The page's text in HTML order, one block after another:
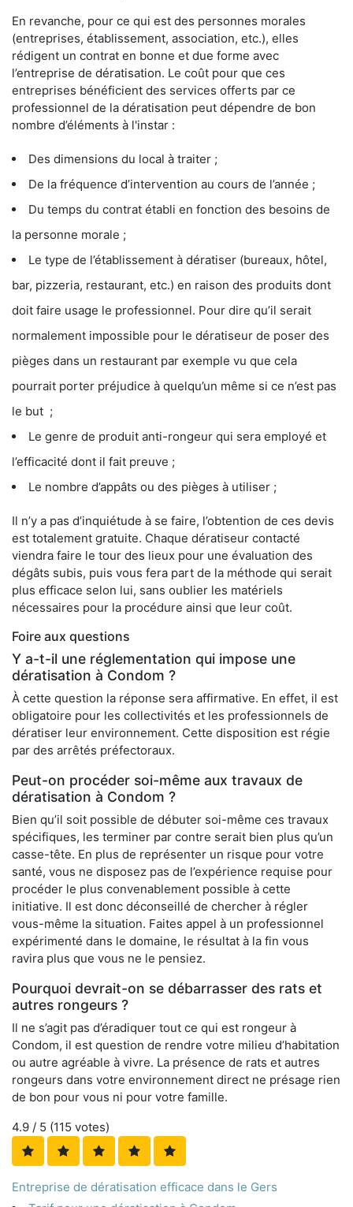
En revanche, pour ce qui est des personnes morales
(entreprises, établissement, association, etc.), elles
rédigent un contrat en bonne et due forme avec
l’entreprise de dératisation. Le coût pour que ces
entreprises bénéficient des services offerts par ce
professionnel de la dératisation peut dépendre de bon
nombre d’éléments à l'instar :
Des dimensions du local à traiter ;
De la fréquence d’intervention au cours de l’année ;
Du temps du contrat établi en fonction des besoins de
la personne morale ;
Le type de l’établissement à dératiser (bureaux, hôtel,
bar, pizzeria, restaurant, etc.) en raison des produits dont
doit faire usage le professionnel. Pour dire qu’il serait
normalement impossible pour le dératiseur de poser des
pièges dans un restaurant par exemple vu que cela
pourrait porter préjudice à quelqu’un même si ce n’est pas
le but ;
Le genre de produit anti-rongeur qui sera employé et
l’efficacité dont il fait preuve ;
Le nombre d’appâts ou des pièges à utiliser ;
Il n’y a pas d’inquiétude à se faire, l’obtention de ces devis
est totalement gratuite. Chaque dératiseur contacté
viendra faire le tour des lieux pour une évaluation des
dégâts subis, puis vous fera part de la méthode qui serait
plus efficace selon lui, sans oublier les matériels
nécessaires pour la procédure ainsi que leur coût.
Foire aux questions
Y a-t-il une réglementation qui impose une
dératisation à Condom ?
À cette question la réponse sera affirmative. En effet, il est
obligatoire pour les collectivités et les professionnels de
dératiser leur environnement. Cette disposition est régie
par des arrêtés préfectoraux.
Peut-on procéder soi-même aux travaux de
dératisation à Condom ?
Bien qu’il soit possible de débuter soi-même ces travaux
spécifiques, les terminer par contre serait bien plus qu’un
casse-tête. En plus de représenter un risque pour votre
santé, vous ne disposez pas de l’expérience requise pour
procéder le plus convenablement possible à cette
initiative. Il est donc déconseillé de chercher à régler
vous-même la situation. Faites appel à un professionnel
expérimenté dans le domaine, le résultat à la fin vous
ravira plus que vous ne le pensiez.
Pourquoi devrait-on se débarrasser des rats et
autres rongeurs ?
Il ne s’agit pas d’éradiquer tout ce qui est rongeur à
Condom, il est question de rendre votre milieu d’habitation
ou autre agréable à vivre. La présence de rats et autres
rongeurs dans votre environnement direct ne présage rien
de bon pour vous ni pour votre famille.
4.9 / 5 (115 votes)
Entreprise de dératisation efficace dans le Gers